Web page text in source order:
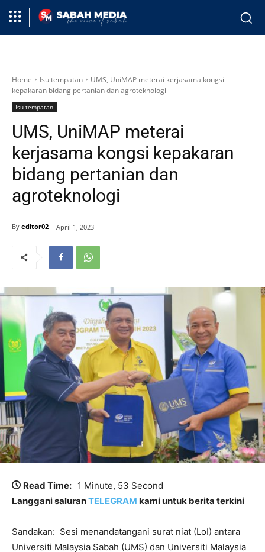
Home Isu tempatan
UMS, UniMAP meterai kerjasama kongsi
kepakaran bidang pertanian dan agroteknologi
Isu tempatan
UMS, UniMAP meterai
kerjasama kongsi kepakaran
bidang pertanian dan
agroteknologi
By editor02 April 1, 2023
Read Time: 1 Minute, 53 Second
Langgani saluranTELEGRAM kami untuk berita terkini
Sandakan: Sesi menandatangani surat niat (LoI) antara
Universiti Malaysia Sabah (UMS) dan Universiti Malaysia